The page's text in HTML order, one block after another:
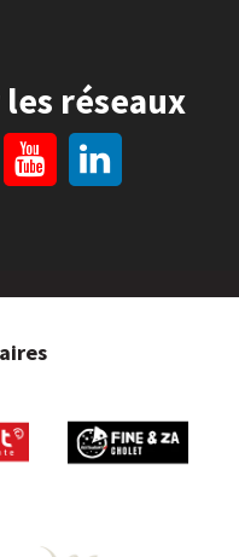
réseaux